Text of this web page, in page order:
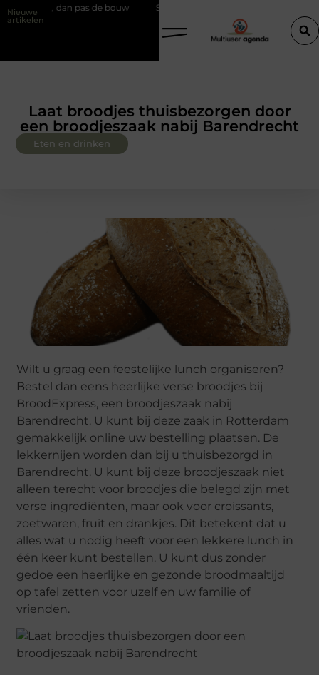
Nieuwe
artikelen
de bouw Slim kiezen voor wisselweer met een tussenjas
Laat broodjes thuisbezorgen door
een broodjeszaak nabij Barendrecht
Eten en drinken
Wilt u graag een feestelijke lunch organiseren?
Bestel dan eens heerlijke verse broodjes bij
BroodExpress, een broodjeszaak nabij
Barendrecht. U kunt bij deze zaak in Rotterdam
gemakkelijk online uw bestelling plaatsen. De
lekkernijen worden dan bij u thuisbezorgd in
Barendrecht. U kunt bij deze broodjeszaak niet
alleen terecht voor broodjes die belegd zijn met
verse ingrediënten, maar ook voor croissants,
zoetwaren, fruit en drankjes. Dit betekent dat u
alles wat u nodig heeft voor een lekkere lunch in
één keer kunt bestellen. U kunt dus zonder
gedoe een heerlijke en gezonde broodmaaltijd
op tafel zetten voor uzelf en uw familie of
vrienden.